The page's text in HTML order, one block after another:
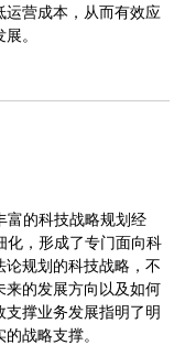
营成本，从而有效应
。
富的科技战略规划经
化，形成了专门面向科
规划的科技战略，不
来的发展方向以及如何
撑业务发展指明了明
战略支撑。